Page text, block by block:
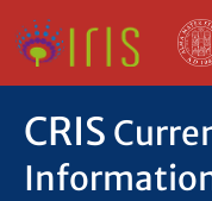
CRIS